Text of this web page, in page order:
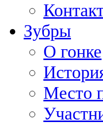
Зубры
О гонке
Место